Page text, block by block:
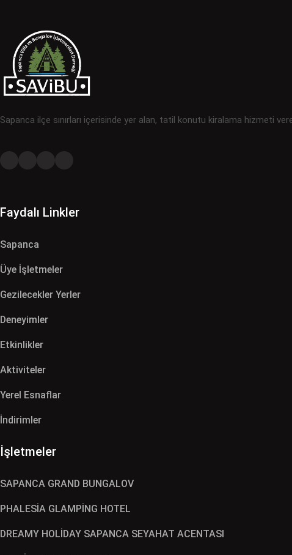
Sapanca ilçe sınırları içerisinde yer alan, tatil konutu kiralama hizmeti
Faydalı Linkler
Sapanca
Üye İşletmeler
Gezilecekler Yerler
Deneyimler
Etkinlikler
Aktiviteler
Yerel Esnaflar
İndirimler
İşletmeler
SAPANCA GRAND BUNGALOV
PHALESİA GLAMPİNG HOTEL
DREAMY HOLİDAY SAPANCA SEYAHAT ACENTASI